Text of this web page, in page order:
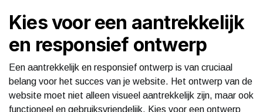
Kies voor een aantrekkelijk
en responsief ontwerp
Een aantrekkelijk en responsief ontwerp is van cruciaal
belang voor het succes van je website. Het ontwerp van de
website moet niet alleen visueel aantrekkelijk zijn, maar ook
functioneel en gebruiksvriendelijk. Kies voor een ontwerp